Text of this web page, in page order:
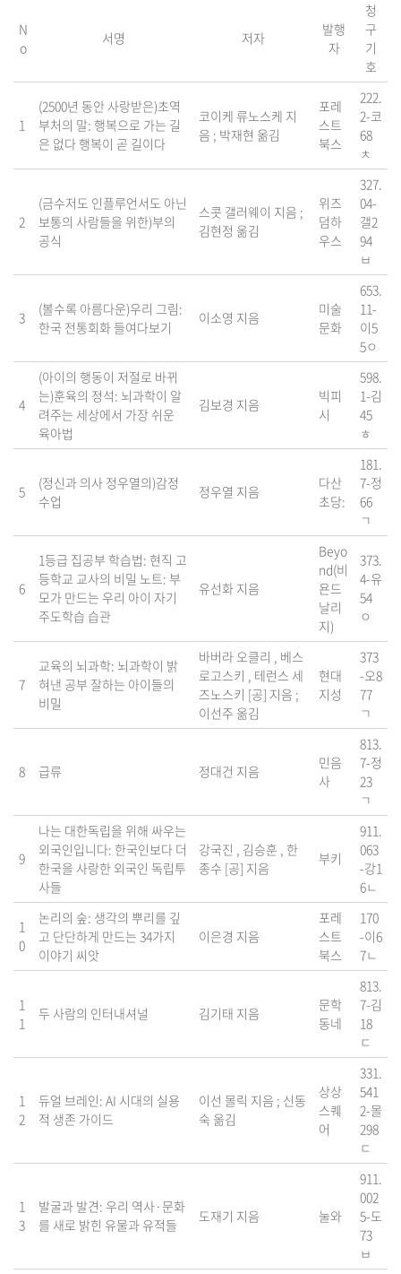
N
o
서명 저자
발행
자
청
구
기
호
1
(2500년 동안 사랑받은)초역
부처의 말: 행복으로 가는 길
은 없다 행복이 곧 길이다
코이케 류노스케 지
음 ; 박재현 옮김
포레
스트
북스
222.
2-코
68
ㅊ
2
(금수저도 인플루언서도 아닌
보통의 사람들을 위한)부의
공식
스콧 갤러웨이 지음 ;
김현정 옮김
위즈
덤하
우스
327.
04-
갤2
94
ㅂ
3
(볼수록 아름다운)우리 그림:
한국 전통회화 들여다보기
이소영 지음
미술
문화
653.
11-
이5
5ㅇ
4
(아이의 행동이 저절로 바뀌
는)훈육의 정석: 뇌과학이 알
려주는 세상에서 가장 쉬운
육아법
김보경 지음
빅피
시
598.
1-김
45
ㅎ
5
(정신과 의사 정우열의)감정
수업
정우열 지음
다산
초당:
181.
7-정
66
ㄱ
6
1등급 집공부 학습법: 현직 고
등학교 교사의 비밀 노트: 부
모가 만드는 우리 아이 자기
주도학습 습관
유선화 지음
Beyo
nd(비
욘드
날리
지)
373.
4-유
54
ㅇ
7
교육의 뇌과학: 뇌과학이 밝
혀낸 공부 잘하는 아이들의
비밀
바버라 오클리 , 베스
로고스키 , 테런스 세
즈노스키 [공] 지음 ;
이선주 옮김
현대
지성
373
-오8
77
ㄱ
8 급류 정대건 지음
민음
사
813.
7-정
23
ㄱ
9
나는 대한독립을 위해 싸우는
외국인입니다: 한국인보다 더
한국을 사랑한 외국인 독립투
사들
강국진 , 김승훈 , 한
종수 [공] 지음
부키
911.
063
-강1
6ㄴ
1
0
논리의 숲: 생각의 뿌리를 깊
고 단단하게 만드는 34가지
이야기 씨앗
이은경 지음
포레
스트
북스
170
-이6
7ㄴ
1
1
두 사람의 인터내셔널 김기태 지음
문학
동네
813.
7-김
18
ㄷ
1
2
듀얼 브레인: AI 시대의 실용
적 생존 가이드
이선 몰릭 지음 ; 신동
숙 옮김
상상
스퀘
어
331.
541
2-몰
298
ㄷ
1
3
발굴과 발견: 우리 역사·문화
를 새로 밝힌 유물과 유적들
도재기 지음 눌와
911.
002
5-도
73
ㅂ